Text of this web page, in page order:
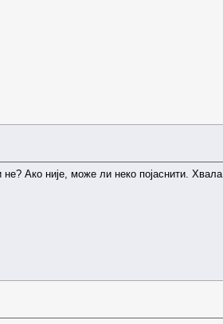
Ако није, може ли неко појаснити. Хвала.